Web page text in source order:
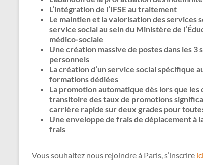
L’intégration de l’IFSE au traitement
Le maintien et la valorisation des services
service social au sein du Ministère de
médico-sociale
Une création massive de postes dans les
personnels
La création d’un service social spécifique
formations dédiées
La promotion automatique dès lors que
transitoire des taux de promotions
carrière rapide sur deux grades pour
Une enveloppe de frais de déplacement à
frais
Vous souhaitez nous rejoindre à Paris, s’inscrire ici